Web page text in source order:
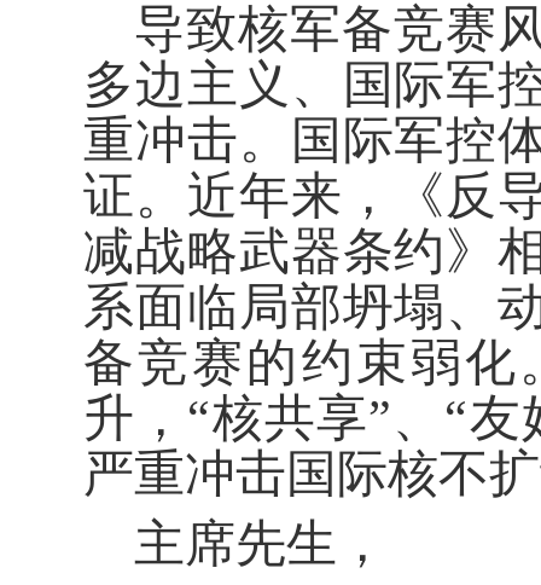
导致核军备竞赛
多边主义、国际军
重冲击。国际军控
证。近年来，《反
减战略武器条约》
系面临局部坍塌、
备竞赛的约束弱化
升，“核共享”、“
严重冲击国际核不
主席先生，